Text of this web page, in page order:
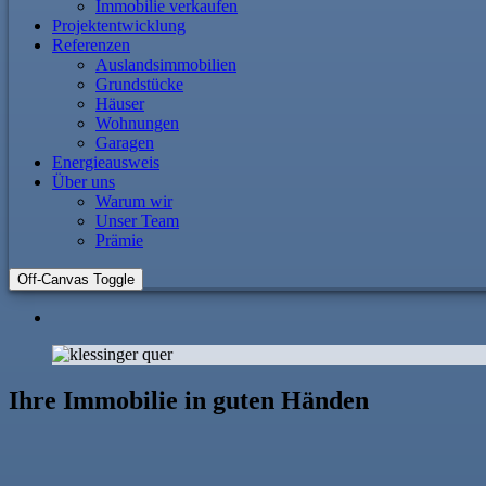
Immobilie verkaufen
Projektentwicklung
Referenzen
Auslandsimmobilien
Grundstücke
Häuser
Wohnungen
Garagen
Energieausweis
Über uns
Warum wir
Unser Team
Prämie
Off-Canvas Toggle
Ihre Immobilie in guten Händen